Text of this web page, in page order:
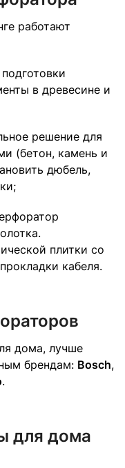
работают
в древесине и
решение для
(бетон, камень и
дюбель,
плитки со
кабеля.
дома, лучше
брендам: Bosch,
.
для дома